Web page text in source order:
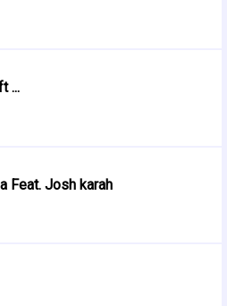
...
Feat. Josh karah